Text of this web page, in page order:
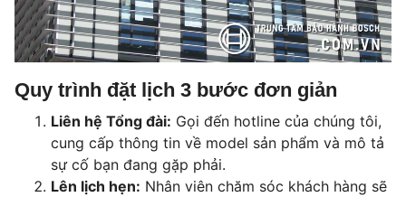
Quy trình đặt lịch 3 bước đơn giản
Liên hệ Tổng đài: Gọi đến hotline của chúng tôi,
cung cấp thông tin về model sản phẩm và mô tả
sự cố bạn đang gặp phải.
Lên lịch hẹn: Nhân viên chăm sóc khách hàng sẽ